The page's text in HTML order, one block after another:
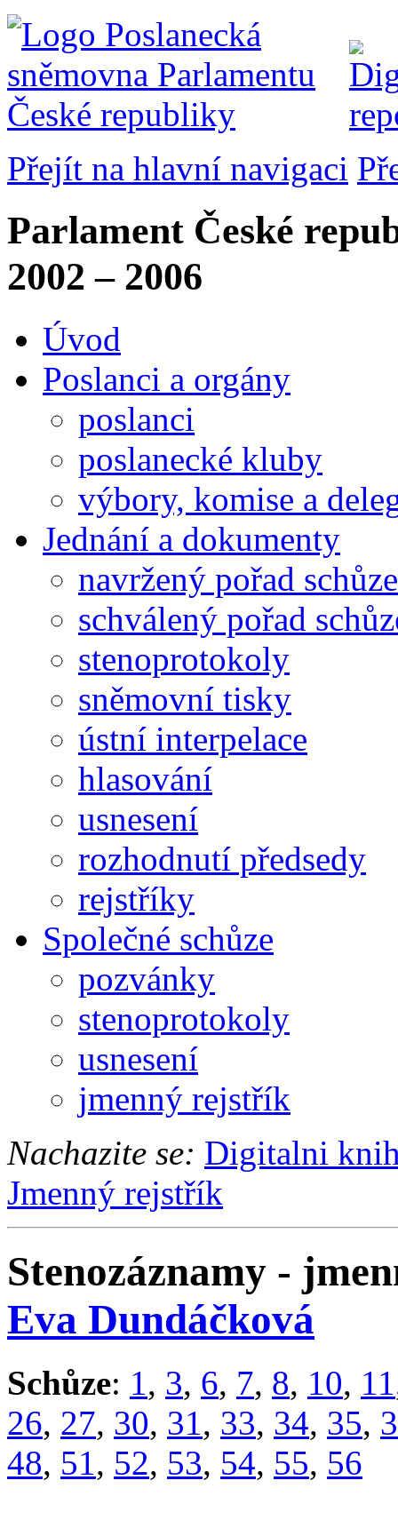
Přejít na hlavní navigaci
Parlament České
2002 – 2006
Úvod
Poslanci a orgány
poslanci
poslanecké kluby
výbory, komise a
Jednání a dokumenty
navržený pořad schůze
schválený pořad
stenoprotokoly
sněmovní tisky
ústní interpelace
hlasování
usnesení
rozhodnutí předsedy
rejstříky
Společné schůze
pozvánky
stenoprotokoly
usnesení
jmenný rejstřík
Nachazite se: Digitalni
Jmenný rejstřík
Stenozáznamy -
Eva Dundáčková
Schůze: 1, 3, 6, 7, 8, 10, 11
26, 27, 30, 31, 33, 34, 35,
48, 51, 52, 53, 54, 55, 56